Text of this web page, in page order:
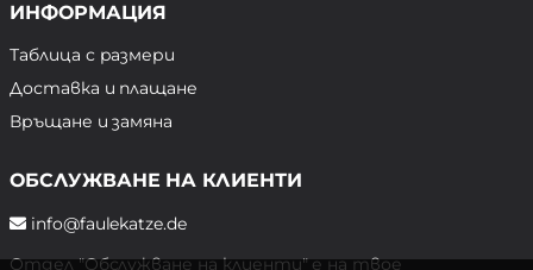
ИНФОРМАЦИЯ
Таблица с размери
Доставка и плащане
Връщане и замяна
ОБСЛУЖВАНЕ НА КЛИЕНТИ
info@faulekatze.de
Отдел "Обслужване на клиенти" е на твое